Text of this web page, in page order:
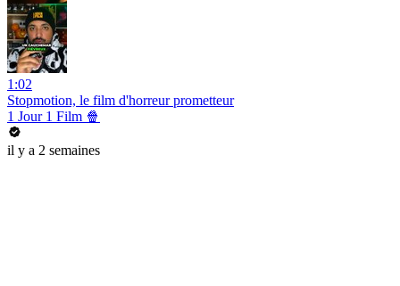
1:02
Stopmotion, le film d'horreur prometteur
1 Jour 1 Film 🍿
il y a 2 semaines